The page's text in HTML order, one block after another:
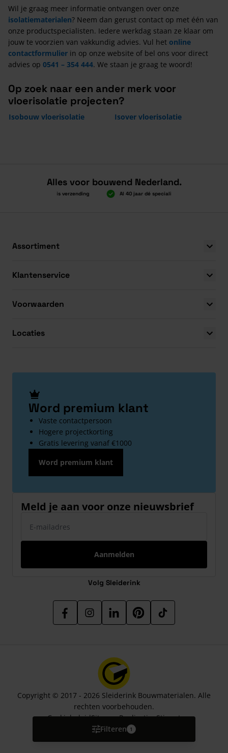
Filteren 1
Wil je graag meer informatie ontvangen over onze
isolatiematerialen? Neem dan gerust contact op met één van
onze productspecialisten. Iedere werkdag staan ze klaar om
jouw te voorzien van vakkundig advies. Vul het online
contactformulier in op onze website of bel ons voor direct
advies op 0541 – 354 444. We staan je graag te woord!
Op zoek naar een ander merk voor
vloerisolatie projecten?
Isobouw vloerisolatie Isover vloerisolatie
Alles voor bouwend Nederland.
Boven 2.000 gratis verzending Al 40 jaar dé specialist
Assortiment
Klantenservice
Voorwaarden
Locaties
Word premium klant
Vaste contactpersoon
Hogere projectkorting
Gratis levering vanaf €1000
Word premium klant
Meld je aan voor onze nieuwsbrief
Aanmelden
Volg Sleiderink
Copyright © 2017 - 2026 Sleiderink Bouwmaterialen. Alle
rechten voorbehouden.
CookiebeleidSitemapRealisatie:Stimmt